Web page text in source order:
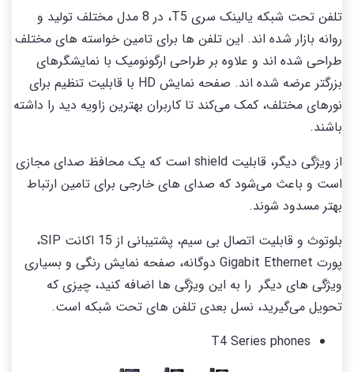
تلفن تحت شبکه یالینک سری T5، در 8 مدل مختلف تولید و
روانه بازار شده اند. این تلفن ها برای تامین خواسته های مختلف
طراحی شده اند و علاوه بر طراحی ارگونومیک با نمایشگرهای
بزرگتر عرضه شده اند. صفحه نمایش HD با قابلیت تنظیم برای
نورهای مختلف، کمک می‌کند تا کاربران بهترین زاویه دید را داشته
باشند.
از ویژگی دیگر، قابلیت shield است که یک محافظ صدای مجازی
است و باعث می‌‌شود که صدای های خارجی برای تامین ارتباط
بهتر مسدود شوند.
بلوتوث و قابلیت اتصال بی سیم، پشتیبانی از 15 اکانت SIP،
پورت Gigabit Ethernet دوگانه، صفحه نمایش رنگی و بسیاری
ویژگی های دیگر را به این ویژگی ها اضافه کنید، چیزی که
تحویل می‌گیرید، نسل بعدی تلفن های تحت شبکه است.
T4 Series phones